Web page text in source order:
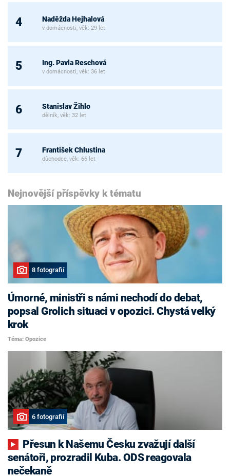
4 Naděžda Hejhalová
v domácnosti, věk: 29 let
5 Ing. Pavla Reschová
v domácnosti, věk: 36 let
6 Stanislav Žihlo
dělník, věk: 32 let
7 František Chlustina
důchodce, věk: 66 let
Nejnovější příspěvky k tématu
8 fotografií
Úmorné, ministři s námi nechodí do debat,
popsal Grolich situaci v opozici. Chystá velký
krok
Téma: Opozice
6 fotografií
senátoři, prozradil Kuba. ODS reagovala
nečekaně